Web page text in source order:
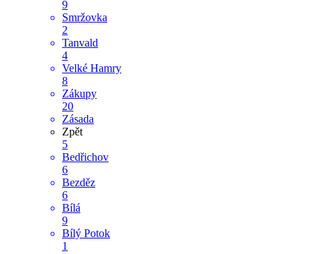
9
Smržovka
2
Tanvald
4
Velké Hamry
8
Zákupy
20
Zásada
Zpět
5
Bedřichov
6
Bezděz
6
Bílá
9
Bílý Potok
1